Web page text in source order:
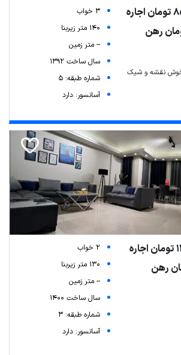
3 خواب
140 متر زیربنا
-- متر زمین
سال ساخت 1392
شماره طبقه: 5
آسانسور: دارد
2 خواب
130 متر زیربنا
-- متر زمین
سال ساخت 1400
شماره طبقه: 3
آسانسور: دارد